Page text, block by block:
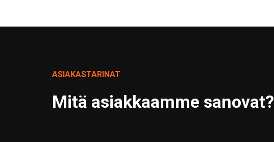
ASIAKASTARINAT
Mitä asiakkaamme sanovat?